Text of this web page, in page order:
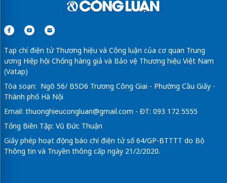
Tạp chí điện tử Thương hiệu và Công luận của cơ quan Trung
ương Hiệp hội Chống hàng giả và Bảo vệ Thương hiệu Việt Nam
(Vatap)
Tòa soạn: Ngõ 56/ B5D6 Trương Công Giai - Phường Cầu Giấy -
Thành phố Hà Nội
Email: thuonghieucongluan@gmail.com - ĐT: 093 172 5555
Tổng Biên Tập: Vũ Đức Thuận
Giấy phép hoạt động báo chí điện tử số 64/GP-BTTTT do Bộ
Thông tin và Truyền thông cấp ngày 21/2/2020.